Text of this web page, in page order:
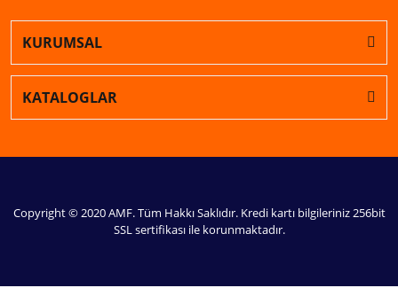
KURUMSAL
KATALOGLAR
Copyright © 2020 AMF. Tüm Hakkı Saklıdır. Kredi kartı bilgileriniz 256bit
SSL sertifikası ile korunmaktadır.